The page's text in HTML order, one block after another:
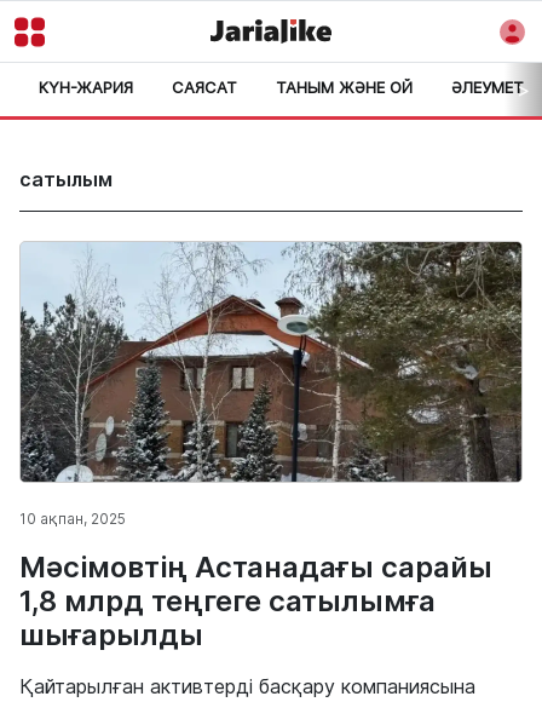
КҮН-ЖАРИЯ САЯСАТ ТАНЫМ ЖӘНЕ ОЙ ӘЛЕУМЕТ>
сатылым
10 ақпан, 2025
Мәсімовтің Астанадағы сарайы
1,8 млрд теңгеге сатылымға
шығарылды
Қайтарылған активтерді басқару компаниясына